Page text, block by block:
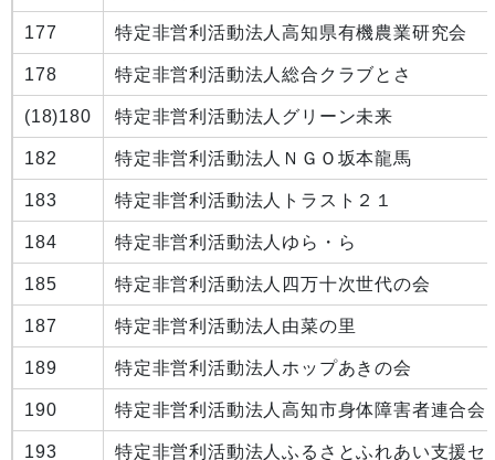
177 特定非営利活動法人高知県有機農業研究会
178 特定非営利活動法人総合クラブとさ
(18)180 特定非営利活動法人グリーン未来
182 特定非営利活動法人ＮＧＯ坂本龍馬
183 特定非営利活動法人トラスト２１
184 特定非営利活動法人ゆら・ら
185 特定非営利活動法人四万十次世代の会
187 特定非営利活動法人由菜の里
189 特定非営利活動法人ホップあきの会
190 特定非営利活動法人高知市身体障害者連合会
193 特定非営利活動法人ふるさとふれあい支援セ